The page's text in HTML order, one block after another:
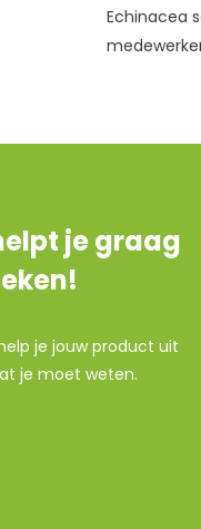
Echinacea
je graag
je jouw product uit
je moet weten.